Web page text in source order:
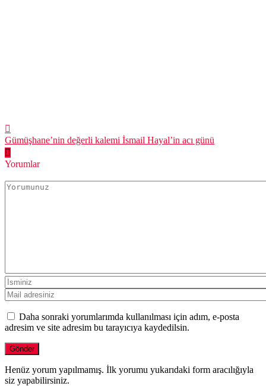
Gümüşhane’nin değerli kalemi İsmail Hayal’in acı günü
Yorumlar
Daha sonraki yorumlarımda kullanılması için adım, e-posta
adresim ve site adresim bu tarayıcıya kaydedilsin.
Henüz yorum yapılmamış. İlk yorumu yukarıdaki form aracılığıyla
siz yapabilirsiniz.